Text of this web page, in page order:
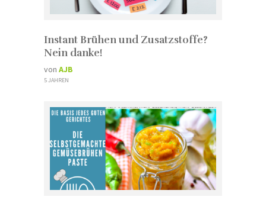
Instant Brühen und Zusatzstoffe?
Nein danke!
von AJB
5 JAHREN